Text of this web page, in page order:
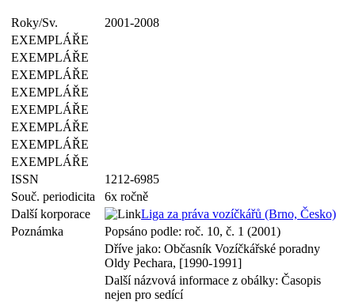
Roky/Sv.
2001-2008
EXEMPLÁŘE
EXEMPLÁŘE
EXEMPLÁŘE
EXEMPLÁŘE
EXEMPLÁŘE
EXEMPLÁŘE
EXEMPLÁŘE
EXEMPLÁŘE
ISSN
1212-6985
Souč. periodicita
6x ročně
Další korporace
Liga za práva vozíčkářů (Brno, Česko)
Poznámka
Popsáno podle: roč. 10, č. 1 (2001)
Dříve jako: Občasník Vozíčkářské poradny
Oldy Pechara, [1990-1991]
Další názvová informace z obálky: Časopis
nejen pro sedící